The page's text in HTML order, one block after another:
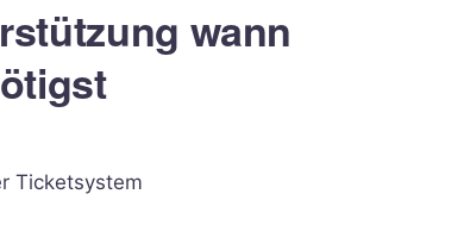
wann
Ticketsystem